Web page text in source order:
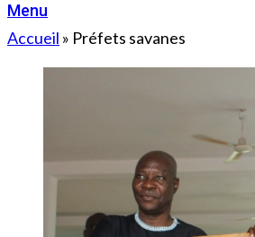
Menu
Accueil » Préfets savanes